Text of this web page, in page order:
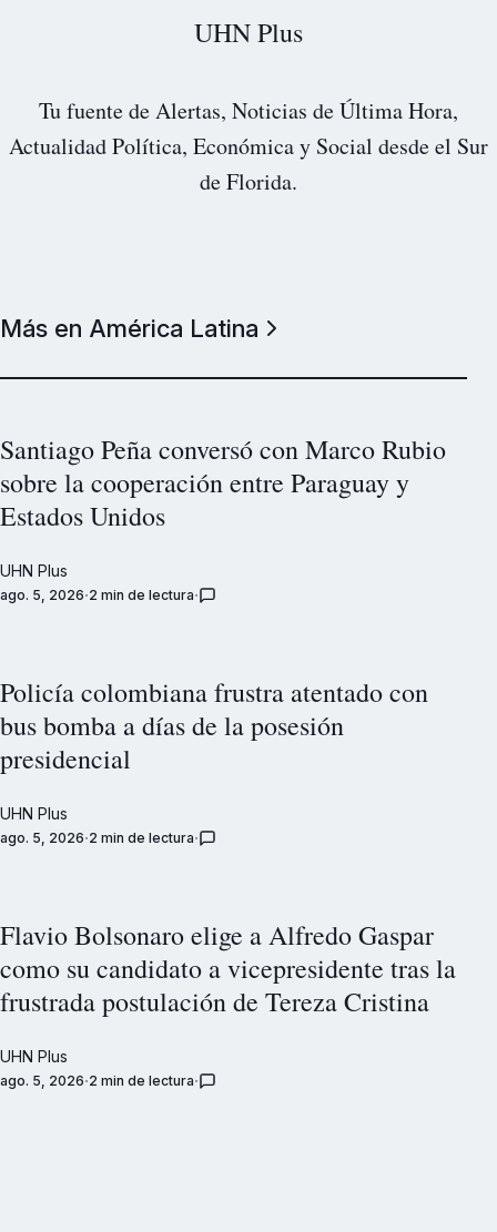
UHN Plus
Tu fuente de Alertas, Noticias de Última Hora,
Actualidad Política, Económica y Social desde el Sur
de Florida.
Más en América Latina
Santiago Peña conversó con Marco Rubio
sobre la cooperación entre Paraguay y
Estados Unidos
UHN Plus
ago. 5, 2026 2 min de lectura
Policía colombiana frustra atentado con
bus bomba a días de la posesión
presidencial
UHN Plus
ago. 5, 2026 2 min de lectura
Flavio Bolsonaro elige a Alfredo Gaspar
como su candidato a vicepresidente tras la
frustrada postulación de Tereza Cristina
UHN Plus
ago. 5, 2026 2 min de lectura